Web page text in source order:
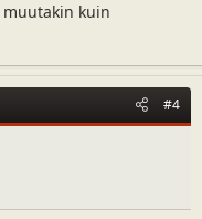
kuin
#4